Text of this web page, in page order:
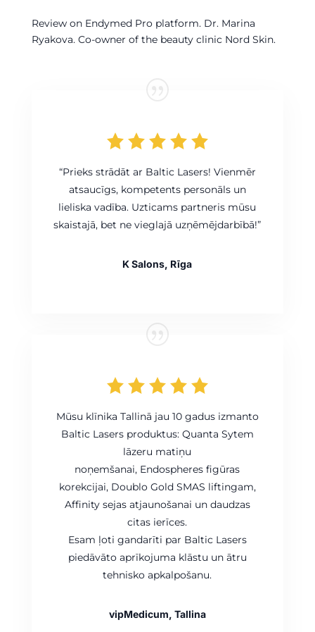
Review on Endymed Pro platform. Dr. Marina
Ryakova. Co-owner of the beauty clinic Nord Skin.
“Prieks strādāt ar Baltic Lasers! Vienmēr
atsaucīgs, kompetents personāls un
lieliska vadība. Uzticams partneris mūsu
skaistajā, bet ne vieglajā uzņēmējdarbībā!”
K Salons, Rīga
Mūsu klīnika Tallinā jau 10 gadus izmanto
Baltic Lasers produktus: Quanta Sytem
lāzeru matiņu
noņemšanai, Endospheres figūras
korekcijai, Doublo Gold SMAS liftingam,
Affinity sejas atjaunošanai un daudzas
citas ierīces.
Esam ļoti gandarīti par Baltic Lasers
piedāvāto aprīkojuma klāstu un ātru
tehnisko apkalpošanu.
vipMedicum, Tallina